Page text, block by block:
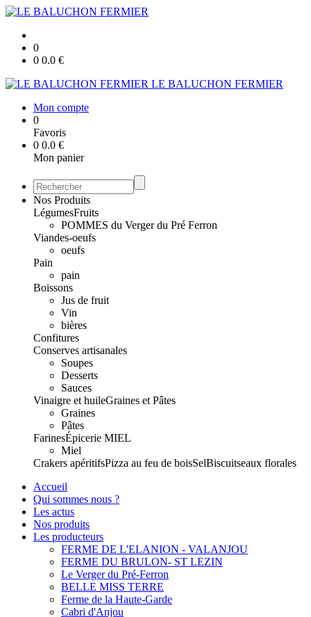
0
0 0.0 €
LE BALUCHON FERMIER
Mon compte
0
Favoris
0 0.0 €
Mon panier
Nos Produits
LégumesFruits
POMMES du Verger du Pré Ferron
Viandes-oeufs
oeufs
Pain
pain
Boissons
Jus de fruit
Vin
bières
Confitures
Conserves artisanales
Soupes
Desserts
Sauces
Vinaigre et huileGraines et Pâtes
Graines
Pâtes
FarinesÉpicerie MIEL
Miel
Crakers apéritifsPizza au feu de boisSelBiscuitseaux florales
Accueil
Qui sommes nous ?
Les actus
Nos produits
Les producteurs
FERME DE L'ELANION - VALANJOU
FERME DU BRULON- ST LEZIN
Le Verger du Pré-Ferron
BELLE MISS TERRE
Ferme de la Haute-Garde
Cabri d'Anjou